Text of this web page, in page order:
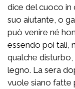
dice del cuoco in
suo aiutante, o
può venire né
essendo poi tali,
qualche disturbo,
legno. La sera
vuole siano fatte